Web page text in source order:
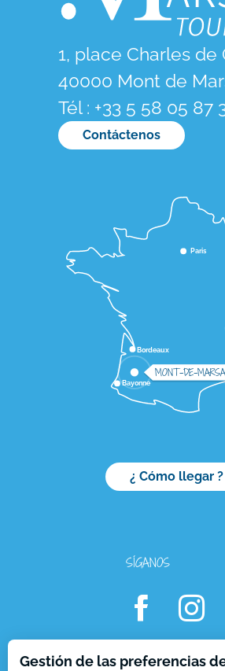
1, place Charles de
40000 Mont de
Tél : +33 5 58 05 87
Contáctenos
Bordeaux
Paris
Bayonne
MONT-DE-
¿ Cómo llegar ?
SÍGANOS
Gestión de las preferencias